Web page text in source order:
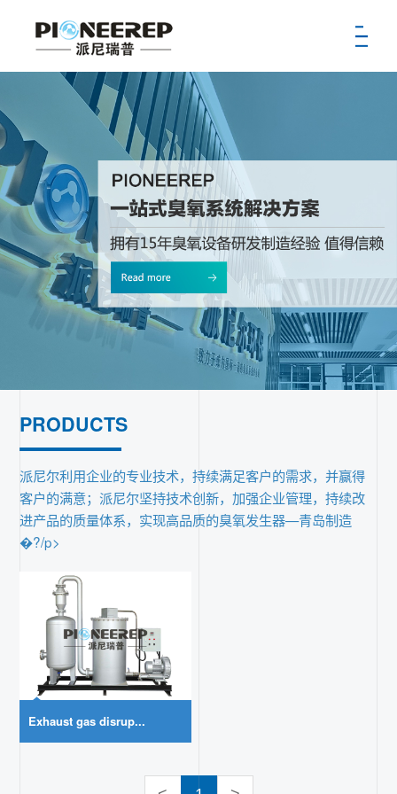
公司
新闻
产品
服务
案例
招聘
联系
PRODUCTS
派尼尔利用企业的专业技术，持续满足客户的需求，并赢得
客户的满意；派尼尔坚持技术创新，加强企业管理，持续改
进产品的质量体系，实现高品质的臭氧发生器—青岛制造
�?/p>
Exhaust gas disrup...